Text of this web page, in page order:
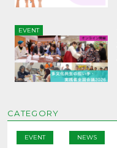
EVENT
CATEGORY
EVENT NEWS